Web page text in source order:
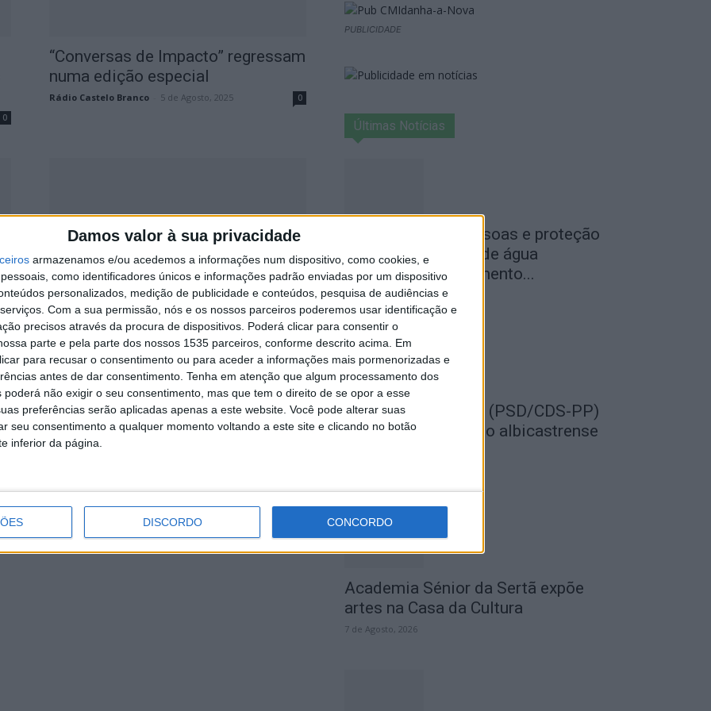
Damos valor à sua privacidade
armazenamos e/ou acedemos a informações num dispositivo, como cookies, e
como identificadores únicos e informações padrão enviadas por um dispositivo
personalizados, medição de publicidade e conteúdos, pesquisa de audiências e
Com a sua permissão, nós e os nossos parceiros poderemos usar identificação e
precisos através da procura de dispositivos. Poderá clicar para consentir o
parte e pela parte dos nossos 1535 parceiros, conforme descrito acima. Em
para recusar o consentimento ou para aceder a informações mais pormenorizadas e
antes de dar consentimento. Tenha em atenção que algum processamento dos
poderá não exigir o seu consentimento, mas que tem o direito de se opor a esse
preferências serão aplicadas apenas a este website. Você pode alterar suas
seu consentimento a qualquer momento voltando a este site e clicando no botão
inferior da página.
DISCORDO CONCORDO
0
“Conversas de Impacto” regressam
numa edição especial
Rádio Castelo Branco 5 de Agosto, 2025 0
0
Castelo Branco reforça
posicionamento com aprovação
da candidatura da Incubadora
Social...
PUBLICIDADE
Últimas Notícias
Segurança das pessoas e proteção
do abastecimento de água
justificam encerramento...
7 de Agosto, 2026
SEMPRE por todos (PSD/CDS-PP)
questiona Município albicastrense
Academia Sénior da Sertã expõe
artes na Casa da Cultura
7 de Agosto, 2026